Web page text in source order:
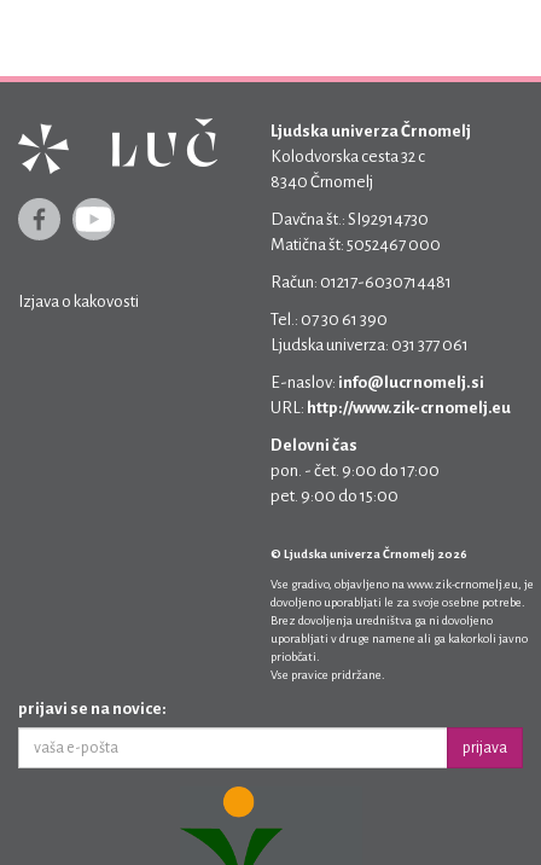
Izjava o kakovosti
Ljudska univerza Črnomelj
Kolodvorska cesta 32 c
8340 Črnomelj
Davčna št.: SI92914730
Matična št: 5052467 000
Račun: 01217-6030714481
Tel.: 07 30 61 390
Ljudska univerza: 031 377 061
E-naslov: info@lucrnomelj.si
URL: http://www.zik-crnomelj.eu
Delovni čas
pon. - čet. 9:00 do 17:00
pet. 9:00 do 15:00
© Ljudska univerza Črnomelj 2026
Vse gradivo, objavljeno na www.zik-crnomelj.eu , je
dovoljeno uporabljati le za svoje osebne potrebe.
Brez dovoljenja uredništva ga ni dovoljeno
uporabljati v druge namene ali ga kakorkoli javno
priobčati.
Vse pravice pridržane.
prijavi se na novice:
prijava